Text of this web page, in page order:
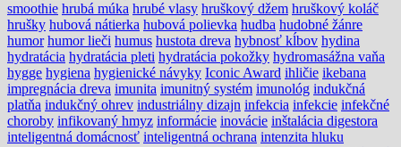
smoothie hrubá múka hrubé vlasy hruškový džem hruškový koláč
hrušky hubová nátierka hubová polievka hudba hudobné žánre
humor humor lieči humus hustota dreva hybnosť kĺbov hydina
hydratácia hydratácia pleti hydratácia pokožky hydromasážna vaňa
hygge hygiena hygienické návyky Iconic Award ihličie ikebana
impregnácia dreva imunita imunitný systém imunológ indukčná
platňa indukčný ohrev industriálny dizajn infekcia infekcie infekčné
choroby infikovaný hmyz informácie inovácie inštalácia digestora
inteligentná domácnosť inteligentná ochrana intenzita hluku